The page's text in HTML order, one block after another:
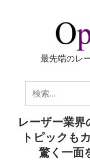
ッ
Optinews
最先端のレ
索:
レーザー業界
トピックも
驚く一面